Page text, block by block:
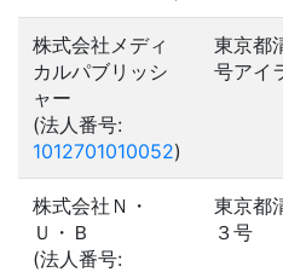
株式会社メディ
カルパブリッシ
ャー
(法人番号:
1012701010052)
東京都
号アイ
株式会社Ｎ・
Ｕ・Ｂ
(法人番号:
東京都
３号